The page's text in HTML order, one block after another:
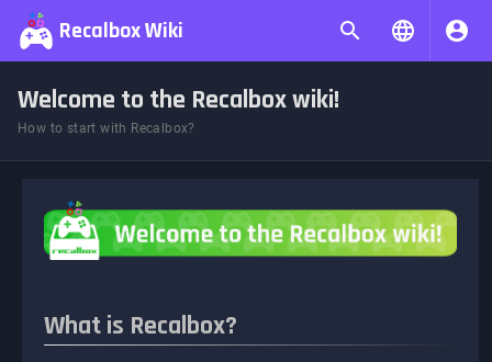
Recalbox Wiki
Welcome to the Recalbox wiki!
How to start with Recalbox?
What is Recalbox?